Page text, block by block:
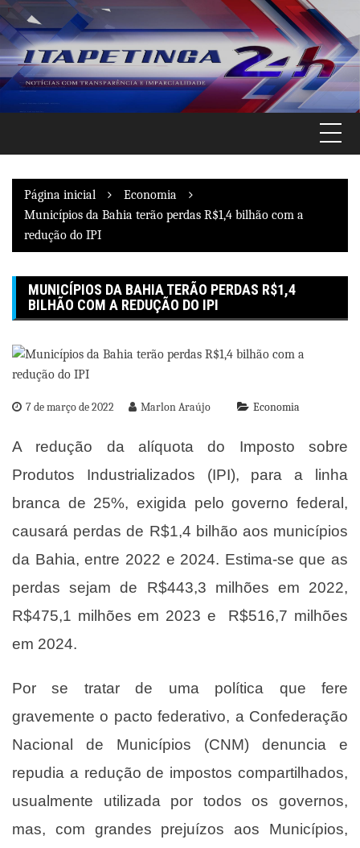
Pular
para
o
conteúdo
Página inicial
Economia
Municípios da Bahia terão perdas R$1,4 bilhão com a
redução do IPI
MUNICÍPIOS DA BAHIA TERÃO PERDAS R$1,4
BILHÃO COM A REDUÇÃO DO IPI
7 de março de 2022 Marlon Araújo Economia
A redução da alíquota do Imposto sobre
Produtos Industrializados (IPI), para a linha
branca de 25%, exigida pelo governo federal,
causará perdas de R$1,4 bilhão aos municípios
da Bahia, entre 2022 e 2024. Estima-se que as
perdas sejam de R$443,3 milhões em 2022,
R$475,1 milhões em 2023 e R$516,7 milhões
em 2024.
Por se tratar de uma política que fere
gravemente o pacto federativo, a Confederação
Nacional de Municípios (CNM) denuncia e
repudia a redução de impostos compartilhados,
usualmente utilizada por todos os governos,
mas, com grandes prejuízos aos Municípios,